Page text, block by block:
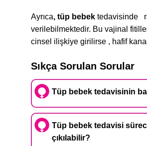
Ayrıca, tüp bebek tedavisinde
verilebilmektedir. Bu vajinal
cinsel ilişkiye girilirse , hafif
Sıkça Sorulan Sorular
Tüp bebek tedavisinin
Tüp bebek tedavisi
çıkılabilir?